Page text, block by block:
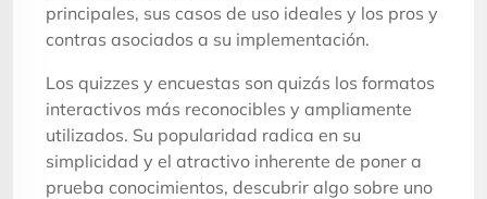
principales, sus casos de uso ideales y los pros y
contras asociados a su implementación.
Los quizzes y encuestas son quizás los formatos
interactivos más reconocibles y ampliamente
utilizados. Su popularidad radica en su
simplicidad y el atractivo inherente de poner a
prueba conocimientos, descubrir algo sobre uno